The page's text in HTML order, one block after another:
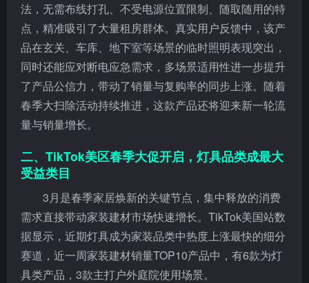
法，无需布线打孔、不受电源位置限制、随取随用的特
点，精准吸引了大量租房群体。真实用户反馈中，该产
品在玄关、车库、地下室等场景的临时照明表现突出，
同时还能应对断电应急需求，多场景适用性进一步提升
了产品公信力，带动了销量与复购率的同步上涨。随着
春季大扫除活动持续推进，这款产品还将迎来新一轮流
量与销量增长。
二、TikTok美区春季大促开启，灯具品类成最大
受益类目
3月是春季家居焕新的关键节点，集中释放的消费
需求直接带动家装建材市场快速增长。TikTok美国站数
据显示，近期灯具成为家装品类中热度上涨最快的细分
赛道，近一周家装建材销量TOP10产品中，有6款为灯
具类产品，3款主打户外庭院使用场景。